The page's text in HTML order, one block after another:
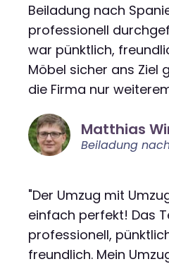
Beiladung nach
professionell
war pünktlich,
Möbel sicher ans Ziel
die Firma nur
Matthias
Beiladung
"Der Umzug mit
einfach perfekt! Das
professionell,
freundlich. Mein